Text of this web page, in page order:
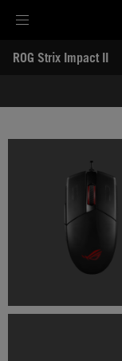
Skip to content
Accessibility Help
Skip to Menu
ASUS Footer
ROG Strix Impact II
ー
レビュー記事 / 動画
ギャラリー